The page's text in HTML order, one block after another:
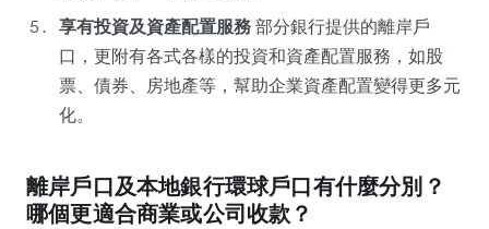
享有投資及資產配置服務 部分銀行提供的離岸戶
口，更附有各式各樣的投資和資產配置服務，如股
票、債券、房地產等，幫助企業資產配置變得更多元
化。
離岸戶口及本地銀行環球戶口有什麼分別？
哪個更適合商業或公司收款？